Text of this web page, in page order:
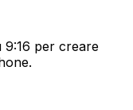
9:16 per creare